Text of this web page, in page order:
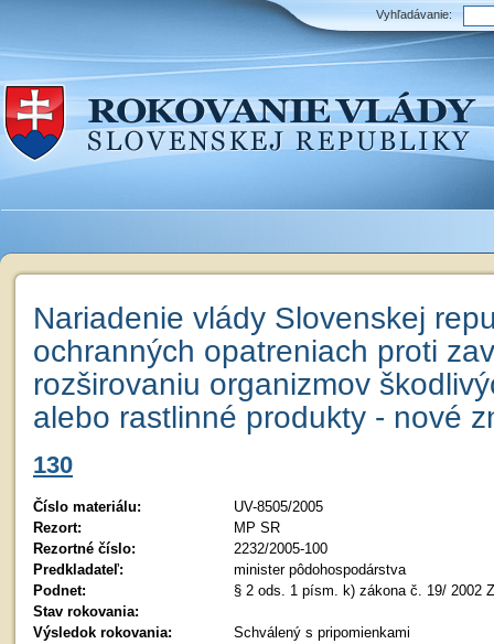
Vyhľadávanie:
Nariadenie vlády Slovenskej
ochranných opatreniach proti
rozširovaniu organizmov
alebo rastlinné produkty - nové
130
Číslo materiálu:
UV-8505/2005
Rezort:
MP SR
Rezortné číslo:
2232/2005-100
Predkladateľ:
minister pôdohospodárstva
Podnet:
§ 2 ods. 1 písm. k) zákona č. 19/ 2002
Stav rokovania:
Výsledok rokovania:
Schválený s pripomienkami